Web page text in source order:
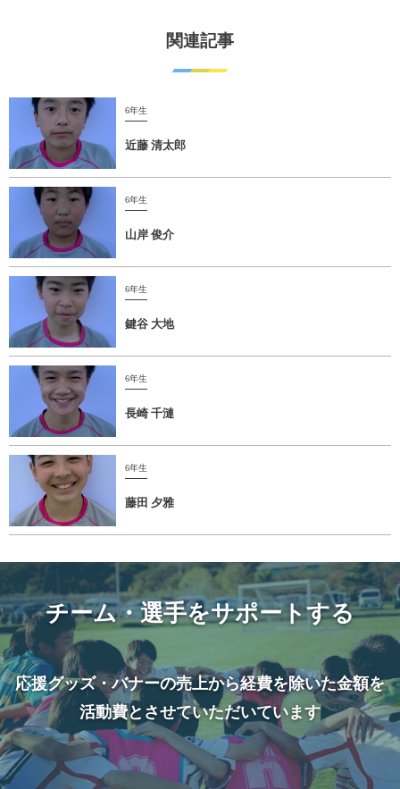
関連記事
6年生
近藤 清太郎
6年生
山岸 俊介
6年生
鍵谷 大地
6年生
長崎 千漣
6年生
藤田 夕雅
チーム・選手をサポートする
応援グッズ・バナーの売上から経費を除いた金額を
活動費とさせていただいています